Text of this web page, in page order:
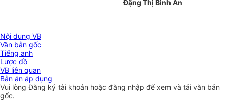
Đặng Thị Bình An
Nội dung VB
Văn bản gốc
Tiếng anh
Lược đồ
VB liên quan
Bản án áp dụng
Vui lòngĐăng ký tài khoản hoặc đăng nhập để xem và tải văn bản
gốc.